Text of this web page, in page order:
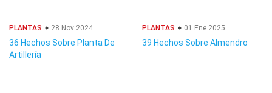
PLANTAS 28 Nov 2024
36 Hechos Sobre Planta De
Artillería
PLANTAS 01 Ene 2025
39 Hechos Sobre Almendro